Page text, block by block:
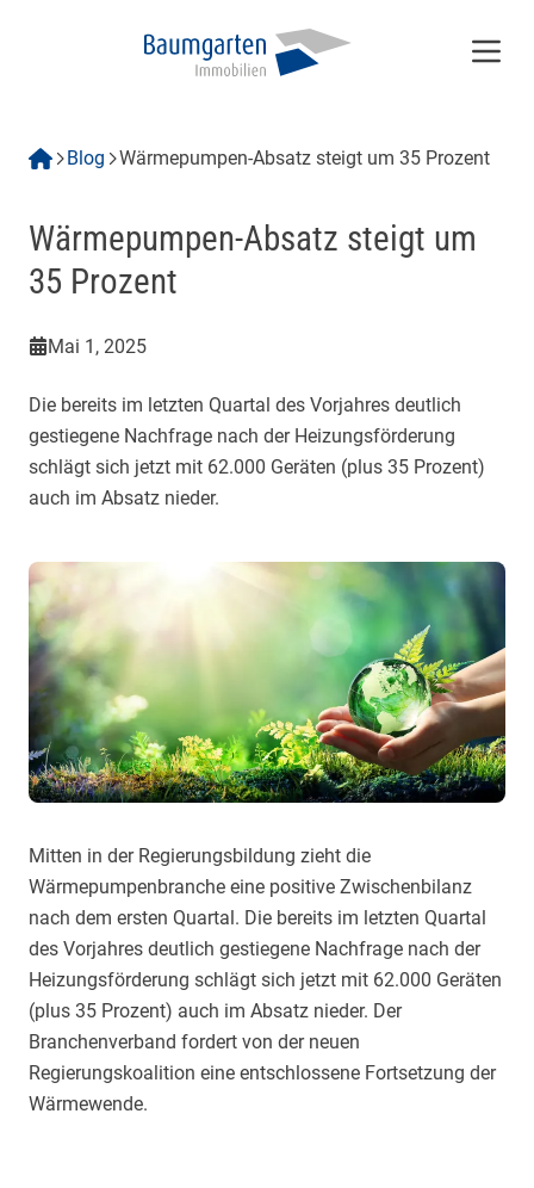
Blog Wärmepumpen-Absatz steigt um 35 Prozent
Wärmepumpen-Absatz steigt um
35 Prozent
Mai 1, 2025
Die bereits im letzten Quartal des Vorjahres deutlich
gestiegene Nachfrage nach der Heizungsförderung
schlägt sich jetzt mit 62.000 Geräten (plus 35 Prozent)
auch im Absatz nieder.
Mitten in der Regierungsbildung zieht die
Wärmepumpenbranche eine positive Zwischenbilanz
nach dem ersten Quartal. Die bereits im letzten Quartal
des Vorjahres deutlich gestiegene Nachfrage nach der
Heizungsförderung schlägt sich jetzt mit 62.000 Geräten
(plus 35 Prozent) auch im Absatz nieder. Der
Branchenverband fordert von der neuen
Regierungskoalition eine entschlossene Fortsetzung der
Wärmewende.